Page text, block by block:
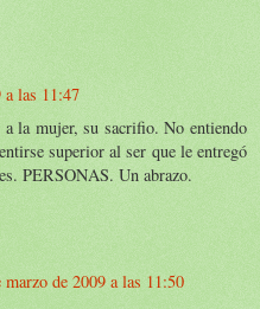
a las 11:47
la mujer, su sacrifio. No entiendo
superior al ser que le entregó
PERSONAS. Un abrazo.
marzo de 2009 a las 11:50